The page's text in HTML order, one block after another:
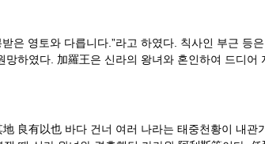
은 영토와 다릅니다.”라고 하였다. 칙사인 부근 등
하였다. 加羅王은 신라의 왕녀와 혼인하여 드디어
良有以也 바다 건너 여러 나라는 태중천황이 내관